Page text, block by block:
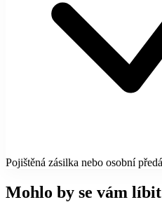
Pojištěná zásilka nebo osobní
Mohlo by se vám líbit